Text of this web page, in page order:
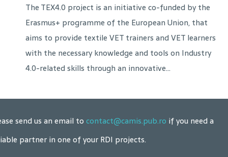
The TEX4.0 project is an initiative co-funded by the
Erasmus+ programme of the European Union, that
aims to provide textile VET trainers and VET learners
with the necessary knowledge and tools on Industry
4.0-related skills through an innovative...
send us an email to contact@camis.pub.ro if you need a
partner in one of your RDI projects.